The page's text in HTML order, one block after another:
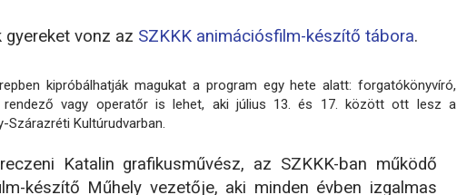
gyereket vonz az SZKKK animációsfilm-készítő tábora.
kipróbálhatják magukat a program egy hete alatt: forgatókönyvíró,
rendező vagy operatőr is lehet, aki július 13. és 17. között ott lesz a
Szárazréti Kultúrudvarban.
Katalin grafikusművész, az SZKKK-ban működő
készítő Műhely vezetője, aki minden évben izgalmas